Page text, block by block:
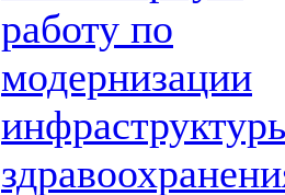
работу по
модернизации